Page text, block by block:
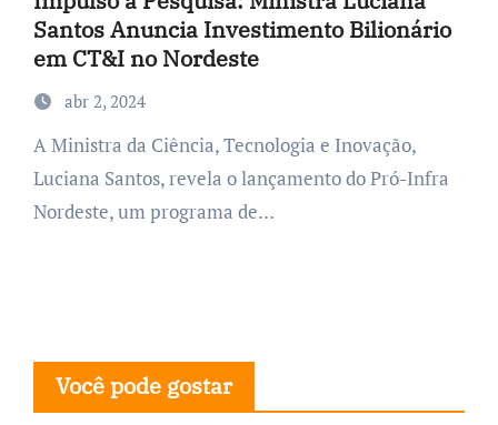
Santos Anuncia Investimento Bilionário
em CT&I no Nordeste
abr 2, 2024
A Ministra da Ciência, Tecnologia e Inovação,
Luciana Santos, revela o lançamento do Pró-Infra
Nordeste, um programa de…
Você pode gostar